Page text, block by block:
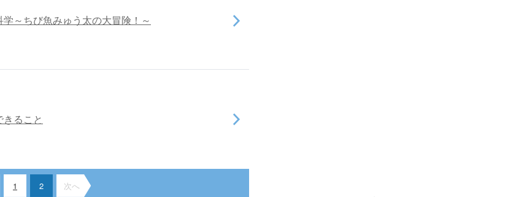
～ちび魚みゅう太の大冒険！～
ること
1 2 次へ